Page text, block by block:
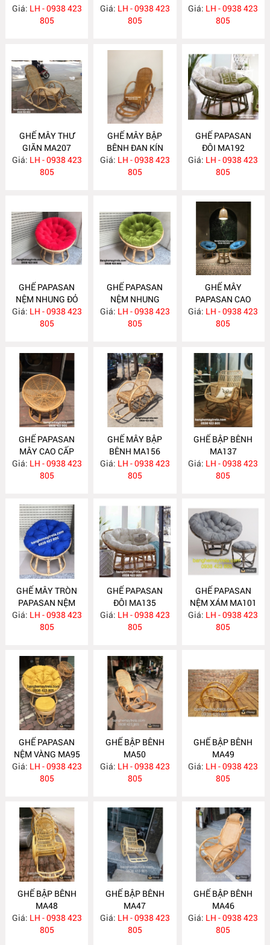
Giá: LH - 0938 423
805
NÂU MA209
Giá: LH - 0938 423
805
Giá: LH - 0938 423
805
GHẾ MÂY THƯ
GIÃN MA207
Giá: LH - 0938 423
805
GHẾ MÂY BẬP
BÊNH ĐAN KÍN
MA206
Giá: LH - 0938 423
805
GHẾ PAPASAN
ĐÔI MA192
Giá: LH - 0938 423
805
GHẾ PAPASAN
NỆM NHUNG ĐỎ
MA182
Giá: LH - 0938 423
805
GHẾ PAPASAN
NỆM NHUNG
XANH MA181
Giá: LH - 0938 423
805
GHẾ MÂY
PAPASAN CAO
CẤP MA180
Giá: LH - 0938 423
805
GHẾ PAPASAN
MÂY CAO CẤP
MA163
Giá: LH - 0938 423
805
GHẾ MÂY BẬP
BÊNH MA156
Giá: LH - 0938 423
805
GHẾ BẬP BÊNH
MA137
Giá: LH - 0938 423
805
GHẾ MÂY TRÒN
PAPASAN NỆM
XANH COBAN
MA136
Giá: LH - 0938 423
805
GHẾ PAPASAN
ĐÔI MA135
Giá: LH - 0938 423
805
GHẾ PAPASAN
NỆM XÁM MA101
Giá: LH - 0938 423
805
GHẾ PAPASAN
NỆM VÀNG MA95
Giá: LH - 0938 423
805
GHẾ BẬP BÊNH
MA50
Giá: LH - 0938 423
805
GHẾ BẬP BÊNH
MA49
Giá: LH - 0938 423
805
GHẾ BẬP BÊNH
MA48
Giá: LH - 0938 423
805
GHẾ BẬP BÊNH
MA47
Giá: LH - 0938 423
805
GHẾ BẬP BÊNH
MA46
Giá: LH - 0938 423
805